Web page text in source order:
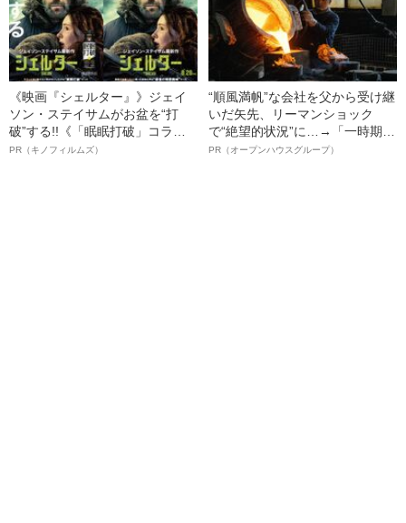
《映画『シェルター』》ジェイ
ソン・ステイサムがお盆を“打
破”する!!《「眠眠打破」コラ
ボ》
PR（キノフィルムズ）
“順風満帆”な会社を父から受け継
いだ矢先、リーマンショック
で“絶望的状況”に…→「一時期は
納品3年待ち」のヒット商品を生
PR（オープンハウスグループ）